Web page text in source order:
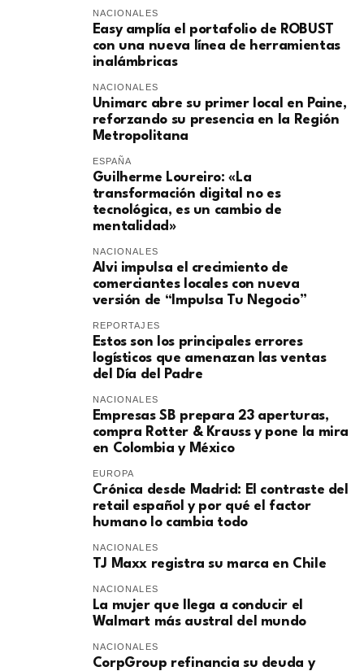
NACIONALES
Easy amplía el portafolio de ROBUST
con una nueva línea de herramientas
inalámbricas
NACIONALES
Unimarc abre su primer local en Paine,
reforzando su presencia en la Región
Metropolitana
ESPAÑA
Guilherme Loureiro: «La
transformación digital no es
tecnológica, es un cambio de
mentalidad»
NACIONALES
Alvi impulsa el crecimiento de
comerciantes locales con nueva
versión de “Impulsa Tu Negocio”
REPORTAJES
Estos son los principales errores
logísticos que amenazan las ventas
del Día del Padre
NACIONALES
Empresas SB prepara 23 aperturas,
compra Rotter & Krauss y pone la mira
en Colombia y México
EUROPA
​Crónica desde Madrid: El contraste del
retail español y por qué el factor
humano lo cambia todo
NACIONALES
TJ Maxx registra su marca en Chile
NACIONALES
La mujer que llega a conducir el
Walmart más austral del mundo
NACIONALES
CorpGroup refinancia su deuda y